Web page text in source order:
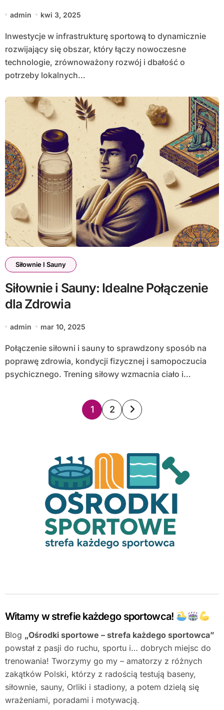
admin kwi 3, 2025
Inwestycje w infrastrukturę sportową to dynamicznie
rozwijający się obszar, który łączy nowoczesne
technologie, zrównoważony rozwój i dbałość o
potrzeby lokalnych…
Siłownie I Sauny
Siłownie i Sauny: Idealne Połączenie
dla Zdrowia
admin mar 10, 2025
Połączenie siłowni i sauny to sprawdzony sposób na
poprawę zdrowia, kondycji fizycznej i samopoczucia
psychicznego. Trening siłowy wzmacnia ciało i…
Stronicowanie
1 2
Witamy w strefie każdego sportowca!
Blog „Ośrodki sportowe – strefa każdego sportowca”
powstał z pasji do ruchu, sportu i… dobrych miejsc do
trenowania! Tworzymy go my – amatorzy z różnych
zakątków Polski, którzy z radością testują baseny,
siłownie, sauny, Orliki i stadiony, a potem dzielą się
wrażeniami, poradami i motywacją.